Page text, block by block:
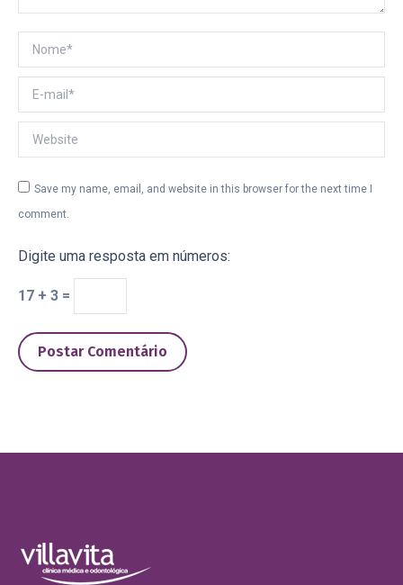
Nome *
E-mail *
Website
Save my name, email, and website in this browser for the next time I
comment.
Digite uma resposta em números:
17 + 3 =
Postar Comentário